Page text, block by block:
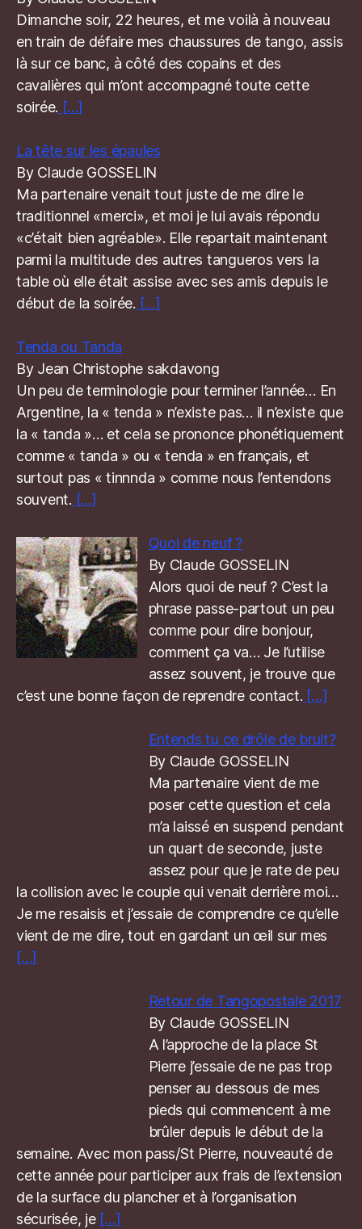
Dimanche soir, 22 heures, et me voilà à nouveau
en train de défaire mes chaussures de tango, assis
là sur ce banc, à côté des copains et des
cavalières qui m’ont accompagné toute cette
soirée. […]
La tête sur les épaules
By Claude GOSSELIN
Ma partenaire venait tout juste de me dire le
traditionnel «merci», et moi je lui avais répondu
«c’était bien agréable». Elle repartait maintenant
parmi la multitude des autres tangueros vers la
table où elle était assise avec ses amis depuis le
début de la soirée. […]
Tenda ou Tanda
By Jean Christophe sakdavong
Un peu de terminologie pour terminer l’année… En
Argentine, la « tenda » n’existe pas… il n’existe que
la « tanda »… et cela se prononce phonétiquement
comme « tanda » ou « tenda » en français, et
surtout pas « tinnnda » comme nous l’entendons
souvent. […]
Quoi de neuf ?
By Claude GOSSELIN
Alors quoi de neuf ? C’est la
phrase passe-partout un peu
comme pour dire bonjour,
comment ça va… Je l’utilise
assez souvent, je trouve que
c’est une bonne façon de reprendre contact. […]
Entends tu ce drôle de bruit?
By Claude GOSSELIN
Ma partenaire vient de me
poser cette question et cela
m’a laissé en suspend pendant
un quart de seconde, juste
assez pour que je rate de peu
la collision avec le couple qui venait derrière moi…
Je me resaisis et j’essaie de comprendre ce qu’elle
vient de me dire, tout en gardant un œil sur mes
[…]
Retour de Tangopostale 2017
By Claude GOSSELIN
A l’approche de la place St
Pierre j’essaie de ne pas trop
penser au dessous de mes
pieds qui commencent à me
brûler depuis le début de la
semaine. Avec mon pass/St Pierre, nouveauté de
cette année pour participer aux frais de l’extension
de la surface du plancher et à l’organisation
sécurisée, je […]